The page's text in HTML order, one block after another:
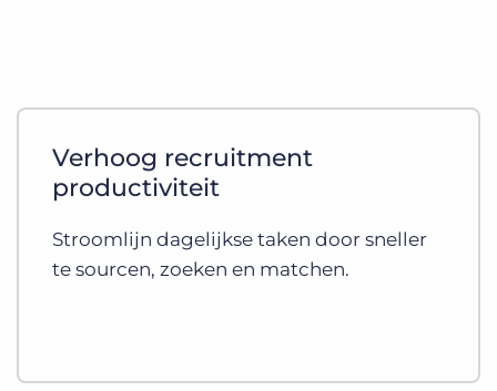
Verhoog recruitment
productiviteit
Stroomlijn dagelijkse taken door sneller
te sourcen, zoeken en matchen.